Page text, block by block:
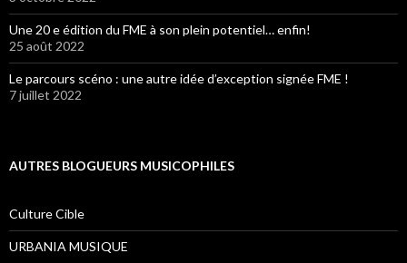
Une 20 e édition du FME à son plein potentiel… enfin!
25 août 2022
Le parcours scéno : une autre idée d’exception signée FME !
7 juillet 2022
AUTRES BLOGUEURS MUSICOPHILES
Culture Cible
URBANIA MUSIQUE